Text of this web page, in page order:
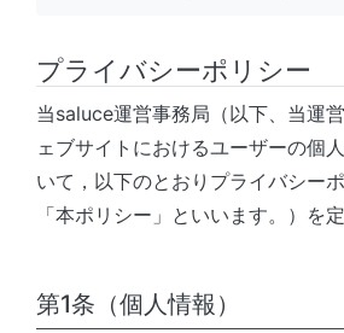
プライバシーポリシー
当saluce運営事務局（以下、当運営
ェブサイトにおけるユーザーの個
いて，以下のとおりプライバシー
「本ポリシー」といいます。）を定
第1条（個人情報）